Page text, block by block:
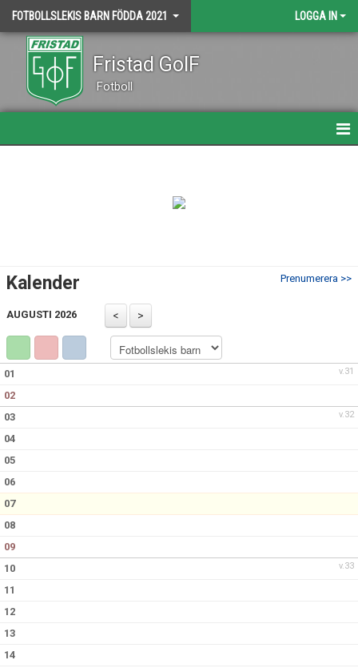
FOTBOLLSLEKIS BARN FÖDDA 2021 LOGGA IN
Fristad GoIF
Fotboll
BILDGALLERI
DOKUMENT
KONTAKT
Prenumerera >>
Kalender
AUGUSTI 2026
v.31
01
02
v.32
03
04
05
06
07
08
09
v.33
10
11
12
13
14